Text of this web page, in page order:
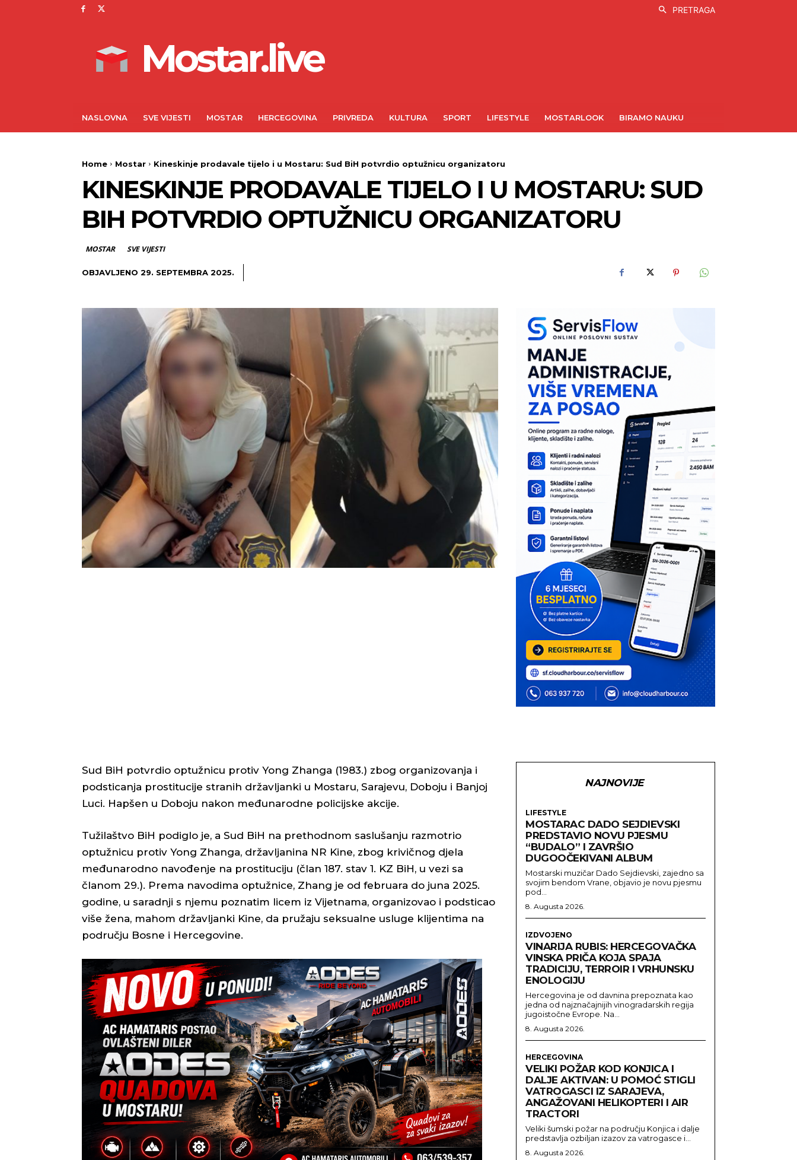
PRETRAGA
Mostar.live
NASLOVNA SVE VIJESTI MOSTAR HERCEGOVINA PRIVREDA KULTURA SPORT LIFESTYLE MOSTARLOOK BIRAMO NAUKU
Home Mostar Kineskinje prodavale tijelo i u Mostaru: Sud BiH potvrdio optužnicu organizatoru
KINESKINJE PRODAVALE TIJELO I U MOSTARU: SUD
BIH POTVRDIO OPTUŽNICU ORGANIZATORU
MOSTAR SVE VIJESTI
OBJAVLJENO 29. SEPTEMBRA 2025.
Sud BiH potvrdio optužnicu protiv Yong Zhanga (1983.) zbog organizovanja i
podsticanja prostitucije stranih državljanki u Mostaru, Sarajevu, Doboju i Banjoj
Luci. Hapšen u Doboju nakon međunarodne policijske akcije.
Tužilaštvo BiH podiglo je, a Sud BiH na prethodnom saslušanju razmotrio
optužnicu protiv Yong Zhanga, državljanina NR Kine, zbog krivičnog djela
međunarodno navođenje na prostituciju (član 187. stav 1. KZ BiH, u vezi sa
članom 29.). Prema navodima optužnice, Zhang je od februara do juna 2025.
godine, u saradnji s njemu poznatim licem iz Vijetnama, organizovao i podsticao
više žena, mahom državljanki Kine, da pružaju seksualne usluge klijentima na
području Bosne i Hercegovine.
NAJNOVIJE
LIFESTYLE
MOSTARAC DADO SEJDIEVSKI
PREDSTAVIO NOVU PJESMU
“BUDALO” I ZAVRŠIO
DUGOOČEKIVANI ALBUM
Mostarski muzičar Dado Sejdievski, zajedno sa
svojim bendom Vrane, objavio je novu pjesmu
pod...
8. Augusta 2026.
IZDVOJENO
VINARIJA RUBIS: HERCEGOVAČKA
VINSKA PRIČA KOJA SPAJA
TRADICIJU, TERROIR I VRHUNSKU
ENOLOGIJU
Hercegovina je od davnina prepoznata kao
jedna od najznačajnijih vinogradarskih regija
jugoistočne Evrope. Na...
8. Augusta 2026.
HERCEGOVINA
VELIKI POŽAR KOD KONJICA I
DALJE AKTIVAN: U POMOĆ STIGLI
VATROGASCI IZ SARAJEVA,
ANGAŽOVANI HELIKOPTERI I AIR
TRACTORI
Veliki šumski požar na području Konjica i dalje
predstavlja ozbiljan izazov za vatrogasce i...
8. Augusta 2026.